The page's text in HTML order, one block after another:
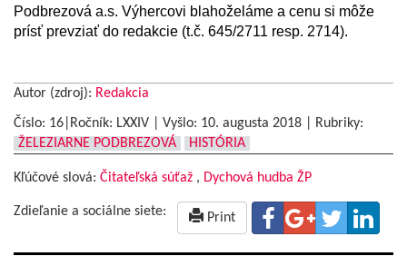
Podbrezová a.s. Výhercovi blahoželáme a cenu si môže
prísť prevziať do redakcie (t.č. 645/2711 resp. 2714).
Autor (zdroj): Redakcia
Číslo: 16|Ročník: LXXIV | Vyšlo: 10. augusta 2018
Rubriky:
ŽELEZIARNE PODBREZOVÁ
HISTÓRIA
Kľúčové slová: Čitateľská súťaž , Dychová hudba ŽP
Zdieľanie a sociálne siete: Print